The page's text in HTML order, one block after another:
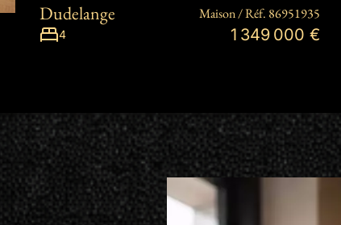
Dudelange Maison / Réf. 86951935
4 1 349 000 €